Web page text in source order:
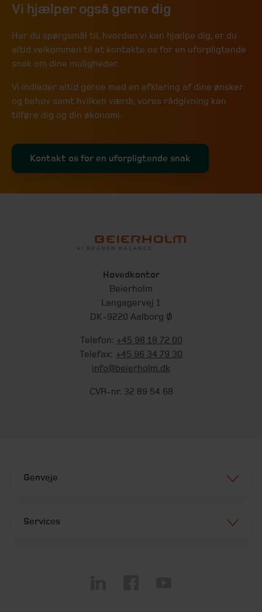
Vi hjælper også gerne dig
Har du spørgsmål til, hvordan vi kan hjælpe dig, er du
altid velkommen til at kontakte os for en uforpligtende
snak om dine muligheder.
Vi indleder altid gerne med en afklaring af dine ønsker
og behov samt hvilken værdi, vores rådgivning kan
tilføre dig og din økonomi.
Kontakt os for en uforpligtende snak
Hovedkontor
Beierholm
Langagervej 1
DK-9220 Aalborg Ø
Telefon: +45 98 18 72 00
Telefax: +45 96 34 79 30
info@beierholm.dk
CVR-nr. 32 89 54 68
Genveje
Services